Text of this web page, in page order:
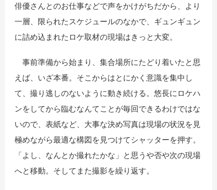
俳優さんとのお仕事などで声をかけがちだから、より
一層、限られたスケジュールのなかで、ギュンギュン
に詰め込まれたロケ取材の現場はきっと大変。
事前準備から始まり、集合場所にたどり着いたと思
えば、いざ本番。そこからはとにかく意識を集中し
て、撮り逃しのないように動き続ける。悠長にロケハ
ンをしてから臨むなんてことが毎回できるわけではな
いので、表紙など、大事な決め写真は現場の状況を見
極めながら最適な構図を見つけてシャッターを押す。
「よし、なんとか撮れたかな」と思うや否や次の現場
へと移動。そしてまた撮影を繰り返す。